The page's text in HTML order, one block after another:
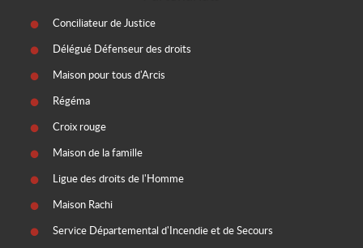
Conciliateur de Justice
Délégué Défenseur des droits
Maison pour tous d'Arcis
Régéma
Croix rouge
Maison de la famille
Ligue des droits de l'Homme
Maison Rachi
Service Départemental d'Incendie et de Secours